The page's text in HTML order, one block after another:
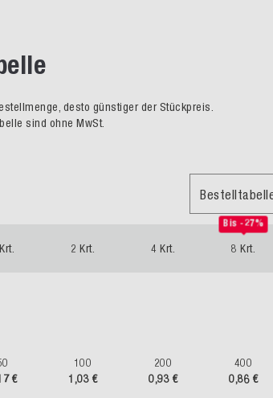
desto günstiger der Stückpreis.
sind ohne MwSt.
2 Krt. 4 Krt.
Bis -27%
8 Krt.
€
100
1,03 €
200
0,93 €
400
0,86 €